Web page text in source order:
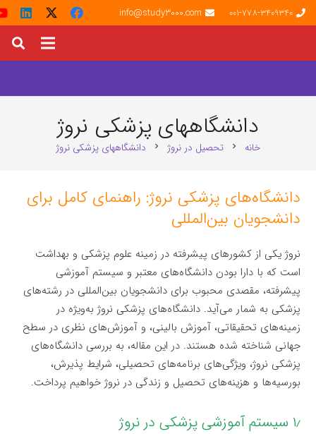
001-778-3409340
info@study3000.com
دانشگاههای پزشکی نروژ
خانه chevron_right تحصیل در نروژ chevron_right دانشگاههای پزشکی نروژ
دانشگاه‌های پزشکی نروژ: راهنمای کامل برای
دانشجویان بین‌المللی
نروژ یکی از کشورهای پیشرفته در زمینه علوم پزشکی و بهداشت
است که با دارا بودن دانشگاه‌های معتبر و سیستم آموزشی
پیشرفته، مقصدی محبوب برای دانشجویان بین‌المللی در رشته‌های
پزشکی به شمار می‌آید. دانشگاه‌های پزشکی نروژ به‌ویژه در
زمینه‌های تحقیقاتی، آموزش بالینی، و آموزش‌های نظری در سطح
جهانی شناخته شده هستند. در این مقاله، به بررسی دانشگاه‌های
پزشکی نروژ، ویژگی‌های برنامه‌های تحصیلی، شرایط پذیرش،
بورسیه‌ها و هزینه‌های تحصیل و زندگی در نروژ خواهیم پرداخت.
۱٫ سیستم آموزشی پزشکی در نروژ